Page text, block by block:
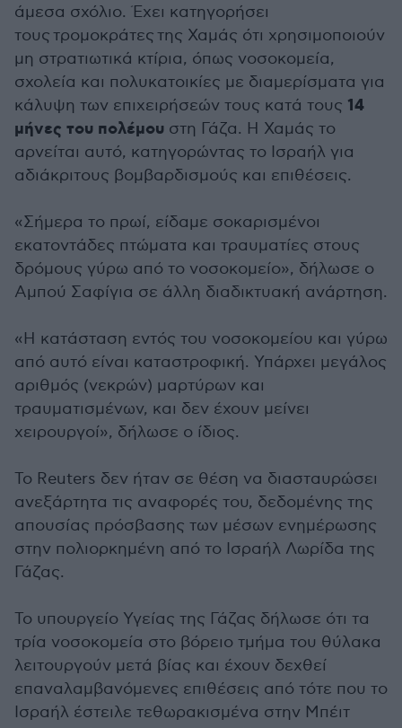
άμεσα σχόλιο. Έχει κατηγορήσει
τους τρομοκράτες της Χαμάς ότι χρησιμοποιούν
μη στρατιωτικά κτίρια, όπως νοσοκομεία,
σχολεία και πολυκατοικίες με διαμερίσματα για
κάλυψη των επιχειρήσεών τους κατά τους 14
μήνες του πολέμου στη Γάζα. Η Χαμάς το
αρνείται αυτό, κατηγορώντας το Ισραήλ για
αδιάκριτους βομβαρδισμούς και επιθέσεις.
«Σήμερα το πρωί, είδαμε σοκαρισμένοι
εκατοντάδες πτώματα και τραυματίες στους
δρόμους γύρω από το νοσοκομείο», δήλωσε ο
Αμπού Σαφίγια σε άλλη διαδικτυακή ανάρτηση.
«Η κατάσταση εντός του νοσοκομείου και γύρω
από αυτό είναι καταστροφική. Υπάρχει μεγάλος
αριθμός (νεκρών) μαρτύρων και
τραυματισμένων, και δεν έχουν μείνει
χειρουργοί», δήλωσε ο ίδιος.
Το Reuters δεν ήταν σε θέση να διασταυρώσει
ανεξάρτητα τις αναφορές του, δεδομένης της
απουσίας πρόσβασης των μέσων ενημέρωσης
στην πολιορκημένη από το Ισραήλ Λωρίδα της
Γάζας.
Το υπουργείο Υγείας της Γάζας δήλωσε ότι τα
τρία νοσοκομεία στο βόρειο τμήμα του θύλακα
λειτουργούν μετά βίας και έχουν δεχθεί
επαναλαμβανόμενες επιθέσεις από τότε που το
Ισραήλ έστειλε τεθωρακισμένα στην Μπέιτ